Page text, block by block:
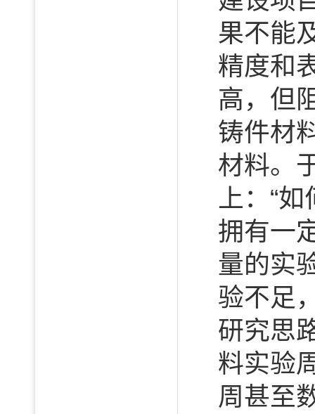
果不能
精度和
高，但
铸件材
材料。
上：“
拥有一
量的实
验不足
研究思
料实验
周甚至